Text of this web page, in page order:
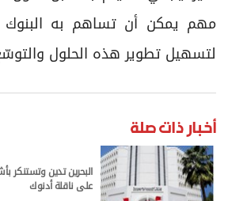
مهم يمكن أن تساهم به البنوك
لتسهيل تطوير هذه الحلول
أخبار ذات صلة
البحرين تدين وتستنكر
على ناقلة أدنوك